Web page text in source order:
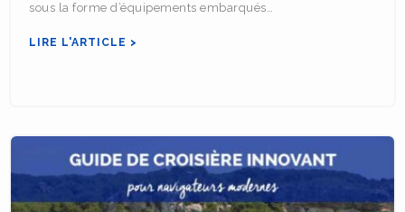
sous la forme d’équipements embarqués…
LIRE L'ARTICLE >